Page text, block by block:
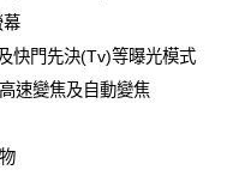
幕
快門先決(Tv)等曝光模式
速變焦及自動變焦